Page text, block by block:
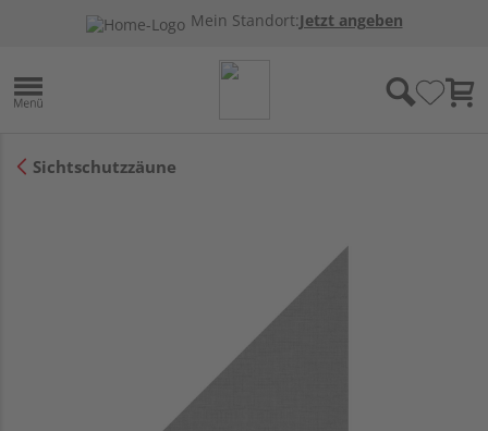
Mein Standort:Jetzt angeben
Sichtschutzzäune